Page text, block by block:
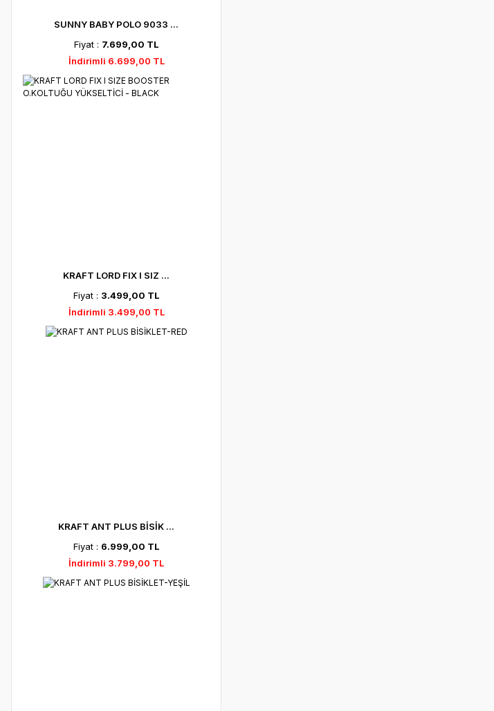
SUNNY BABY POLO 9033 ...
Fiyat : 7.699,00 TL
İndirimli 6.699,00 TL
KRAFT LORD FIX I SIZ ...
Fiyat : 3.499,00 TL
İndirimli 3.499,00 TL
KRAFT ANT PLUS BİSİK ...
Fiyat : 6.999,00 TL
İndirimli 3.799,00 TL